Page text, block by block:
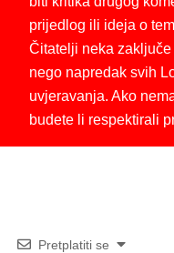
prijedlog ili ideja o
Čitatelji neka
nego napredak svih
uvjeravanja. Ako
budete li respektirali
Pretplatiti se